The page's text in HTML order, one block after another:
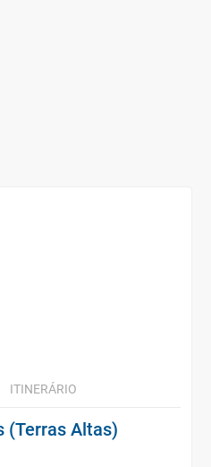
ITINERÁRIO
(Terras Altas)